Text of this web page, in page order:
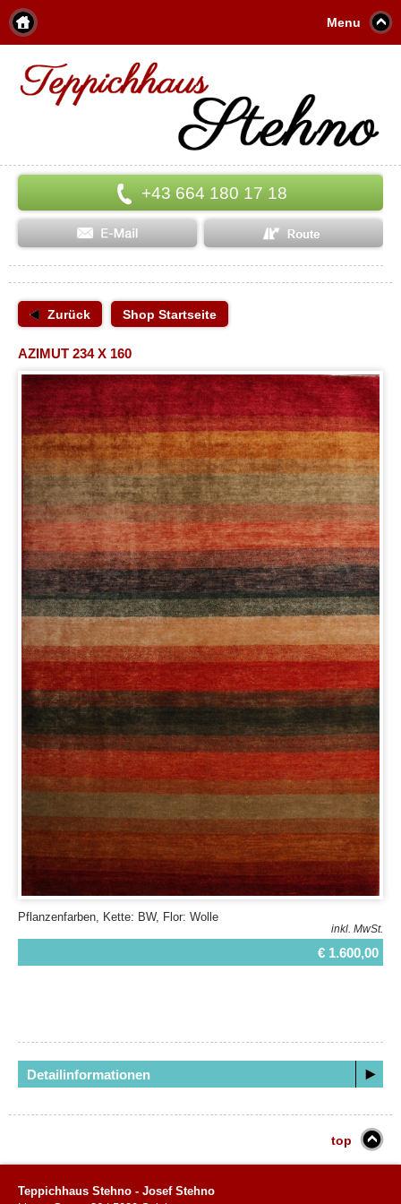
Menu
+43 664 180 17 18
Zurück Shop Startseite
AZIMUT 234 X 160
Pflanzenfarben, Kette: BW, Flor: Wolle
inkl. MwSt.
€ 1.600,00
Detailinformationen
top
Teppichhaus Stehno - Josef Stehno